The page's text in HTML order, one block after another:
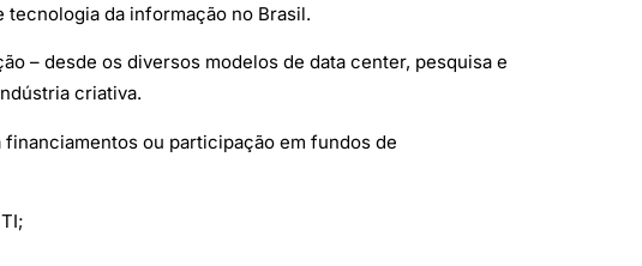
da informação no Brasil.
– desde os diversos modelos de data center, pesquisa e
criativa.
ou participação em fundos de